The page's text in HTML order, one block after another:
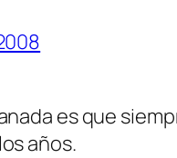
es que
años.